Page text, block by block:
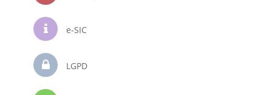
e-SIC
LGPD